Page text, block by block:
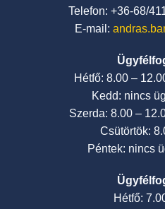
Telefon: +36-68/
E-mail:
Hétfő: 8.00 –
Kedd: nincs
Szerda: 8.00 –
Csütörtök:
Péntek: nincs
Hétfő: